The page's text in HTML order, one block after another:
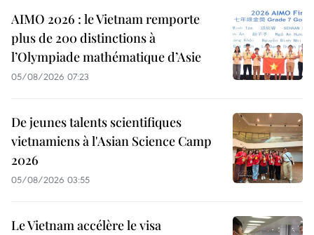
AIMO 2026 : le Vietnam remporte
plus de 200 distinctions à
l’Olympiade mathématique d’Asie
05/08/2026 07:23
De jeunes talents scientifiques
vietnamiens à l'Asian Science Camp
2026
05/08/2026 03:55
Le Vietnam accélère le visa